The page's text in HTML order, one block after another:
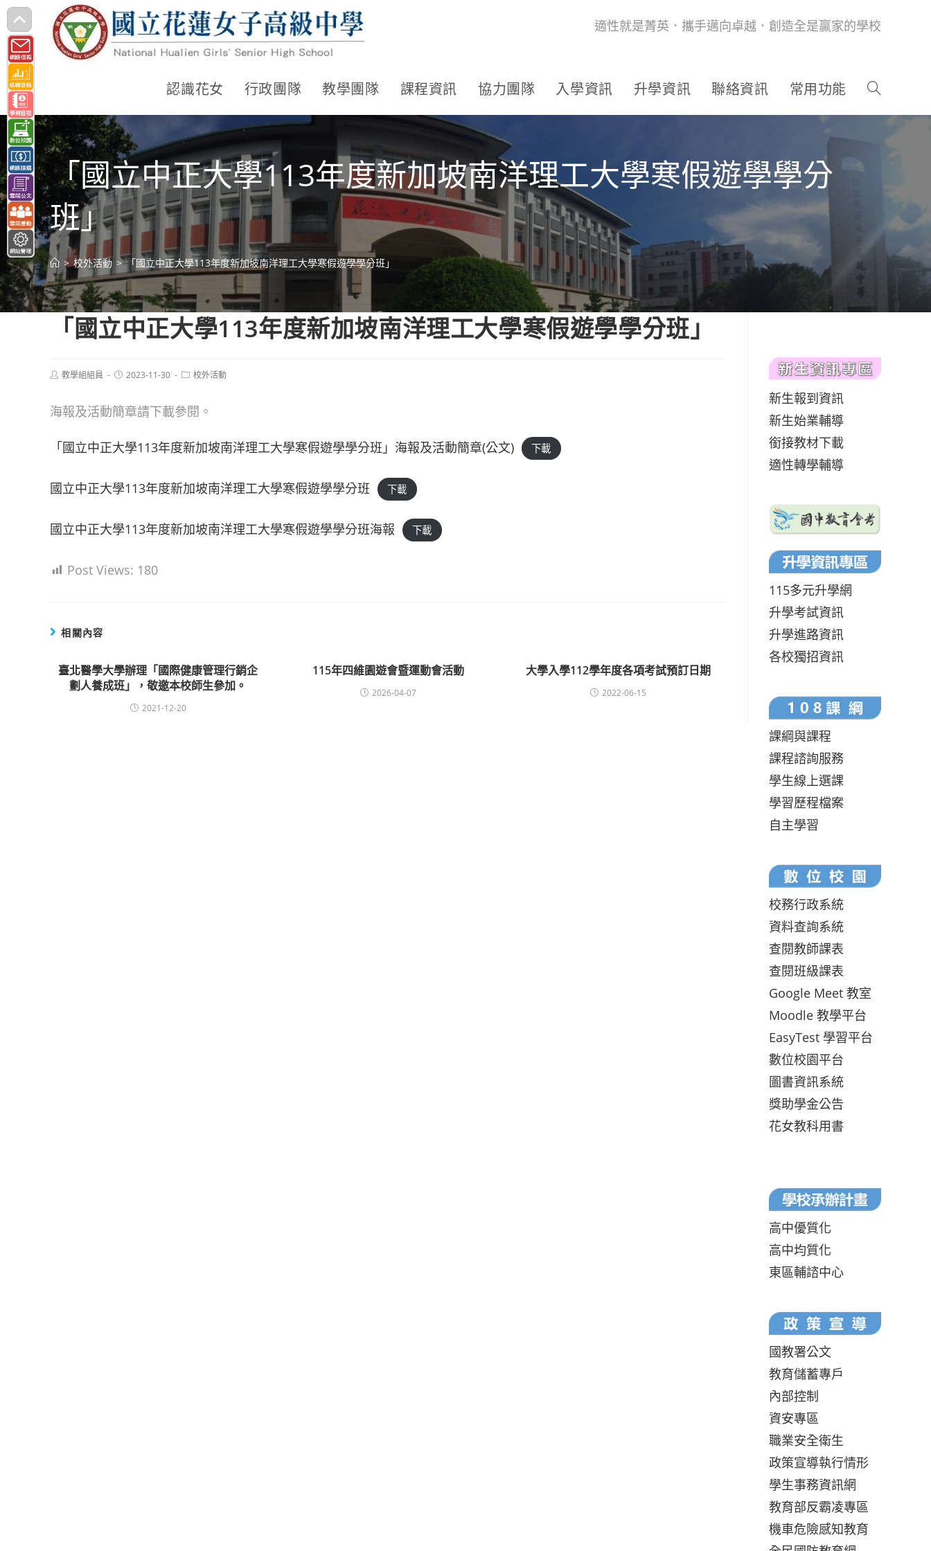
跳
轉
至
主
要
內
容
適性就是菁英．攜手邁向卓越．創造全是贏家的學校
認識花女 行政團隊 教學團隊 課程資訊 協力團隊 入學資訊 升學資訊 聯絡資訊 常用功能
「國立中正大學113年度新加坡南洋理工大學寒假遊學學分
班」
> 校外活動 > 「國立中正大學113年度新加坡南洋理工大學寒假遊學學分班」
「國立中正大學113年度新加坡南洋理工大學寒假遊學學分班」
Post教學組組員
Post2023-11-30
Post校外活動
海報及活動簡章請下載參閱。
「國立中正大學113年度新加坡南洋理工大學寒假遊學學分班」海報及活動簡章(公文) 下載
國立中正大學113年度新加坡南洋理工大學寒假遊學學分班 下載
國立中正大學113年度新加坡南洋理工大學寒假遊學學分班海報 下載
Post Views: 180
相關內容
臺北醫學大學辦理「國際健康管理行銷企
劃人養成班」，敬邀本校師生參加。
2021-12-20
115年四維園遊會暨運動會活動
2026-04-07
大學入學112學年度各項考試預訂日期
2022-06-15
新生報到資訊
新生始業輔導
銜接教材下載
適性轉學輔導
115多元升學網
升學考試資訊
升學進路資訊
各校獨招資訊
課綱與課程
課程諮詢服務
學生線上選課
學習歷程檔案
自主學習
校務行政系統
資料查詢系統
查閱教師課表
查閱班級課表
Google Meet 教室
Moodle 教學平台
EasyTest 學習平台
數位校園平台
圖書資訊系統
獎助學金公告
花女教科用書
高中優質化
高中均質化
東區輔諮中心
國教署公文
教育儲蓄專戶
內部控制
資安專區
職業安全衛生
政策宣導執行情形
學生事務資訊網
教育部反霸凌專區
機車危險感知教育